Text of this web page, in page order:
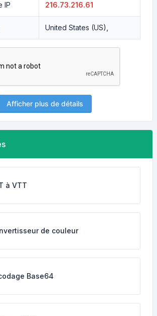
IP 216.73.216.61
United States (US),
Afficher plus de détails
à VTT
de couleur
Base64